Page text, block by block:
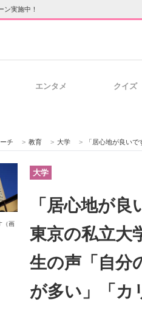
ン実施中！
働き方のヒント
ア向け専門サイト 企業向けIT
技術者専門サイト エレクトロ
エンタメ クイズ
チ > 教育 > 大学 > 「居心地が良いです」 “自由
（画
大学
「居心地が
東京の私立
生の声「自分
が多い」「カ